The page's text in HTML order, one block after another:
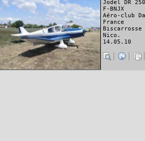
Jodel DR
F-BNJX
Aéro-club
France
Biscarrosse
Nico.
14.05.10